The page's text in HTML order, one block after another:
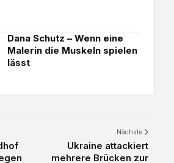
Dana Schutz – Wenn eine
Malerin die Muskeln spielen
lässt
Nächste
Ukraine attackiert
mehrere Brücken zur